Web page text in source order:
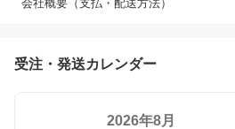
会社概要（支払・配送方法）
受注・発送カレンダー
2026年8月